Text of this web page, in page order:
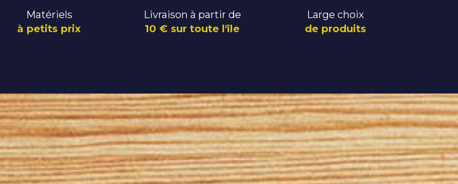
Matériels
à petits prix
Livraison à partir de
10 € sur toute l'île
Large choix
de produits